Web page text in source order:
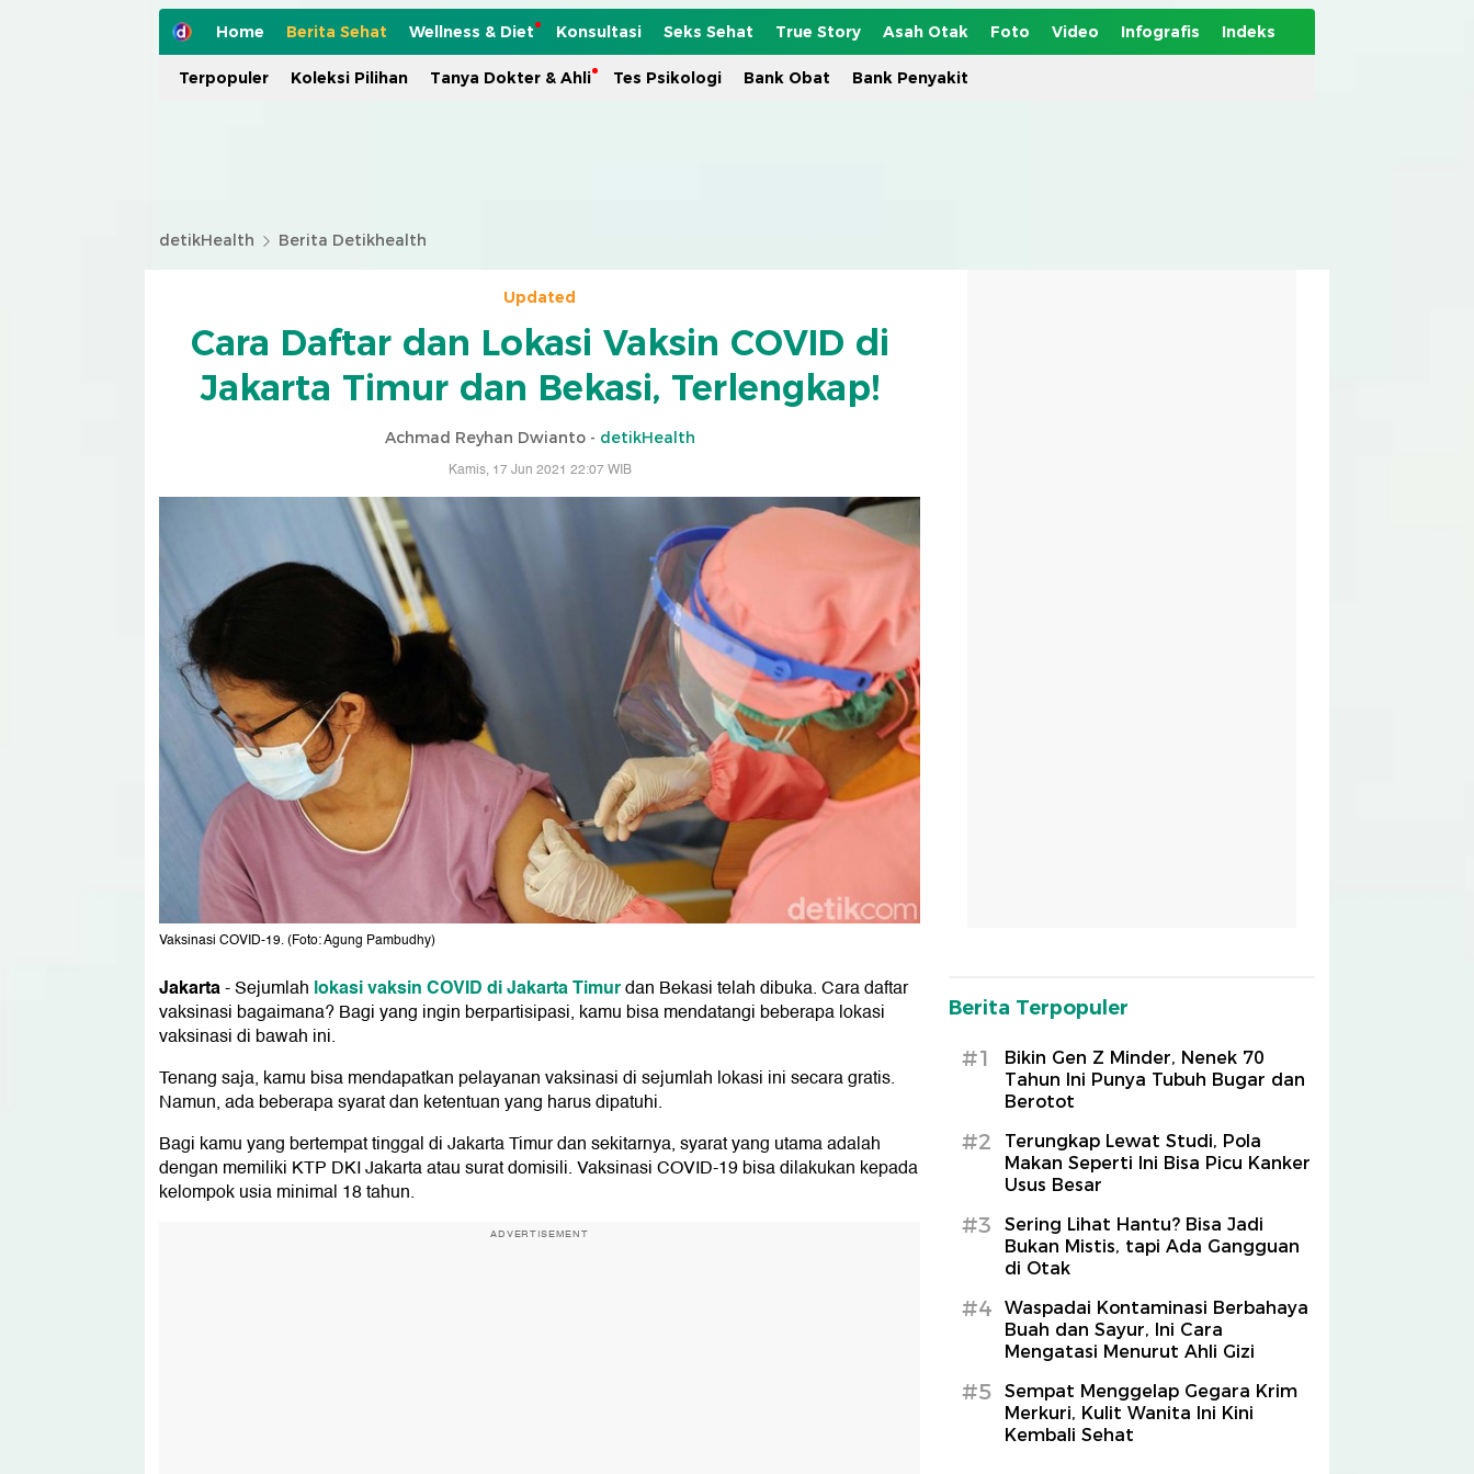
Home Berita Sehat Wellness & Diet Konsultasi Seks Sehat True Story Asah Otak Foto Video Infografis Indeks
Terpopuler Koleksi Pilihan Tanya Dokter & Ahli Tes Psikologi Bank Obat Bank Penyakit
detikHealth Berita Detikhealth
Updated
Cara Daftar dan Lokasi Vaksin COVID di
Jakarta Timur dan Bekasi, Terlengkap!
Achmad Reyhan Dwianto - detikHealth
Kamis, 17 Jun 2021 22:07 WIB
Vaksinasi COVID-19. (Foto: Agung Pambudhy)
Jakarta-Sejumlah lokasi vaksin COVID di Jakarta Timurdan Bekasi telah dibuka. Cara daftar
vaksinasi bagaimana? Bagi yang ingin berpartisipasi, kamu bisa mendatangi beberapa lokasi
vaksinasi di bawah ini.
Tenang saja, kamu bisa mendapatkan pelayanan vaksinasi di sejumlah lokasi ini secara gratis.
Namun, ada beberapa syarat dan ketentuan yang harus dipatuhi.
Bagi kamu yang bertempat tinggal di Jakarta Timur dan sekitarnya, syarat yang utama adalah
dengan memiliki KTP DKI Jakarta atau surat domisili. Vaksinasi COVID-19 bisa dilakukan kepada
kelompok usia minimal 18 tahun.
ADVERTISEMENT
Berita Terpopuler
#1
Bikin Gen Z Minder, Nenek 70
Tahun Ini Punya Tubuh Bugar dan
Berotot
#2
Terungkap Lewat Studi, Pola
Makan Seperti Ini Bisa Picu Kanker
Usus Besar
#3
Sering Lihat Hantu? Bisa Jadi
Bukan Mistis, tapi Ada Gangguan
di Otak
#4
Waspadai Kontaminasi Berbahaya
Buah dan Sayur, Ini Cara
Mengatasi Menurut Ahli Gizi
#5
Sempat Menggelap Gegara Krim
Merkuri, Kulit Wanita Ini Kini
Kembali Sehat